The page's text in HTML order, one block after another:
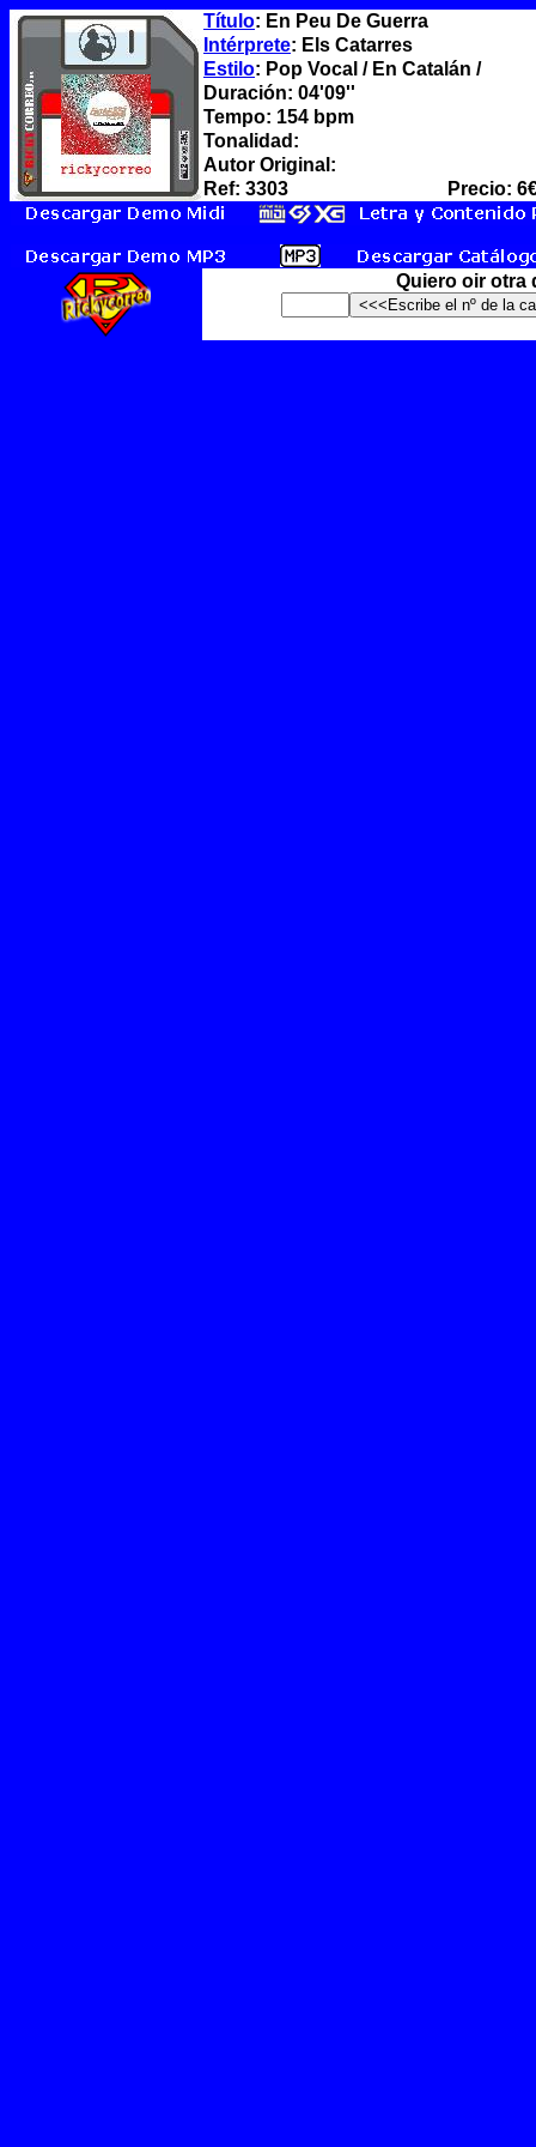
Título: En Peu De Guerra
Intérprete: Els Catarres
Estilo: Pop Vocal / En Catalán /
Duración: 04'09''
Tempo: 154 bpm
Tonalidad:
Autor Original:
Ref: 3303
Precio:
Quiero oir otra